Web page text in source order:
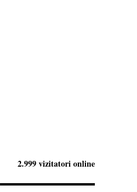
2.999 vizitatori online